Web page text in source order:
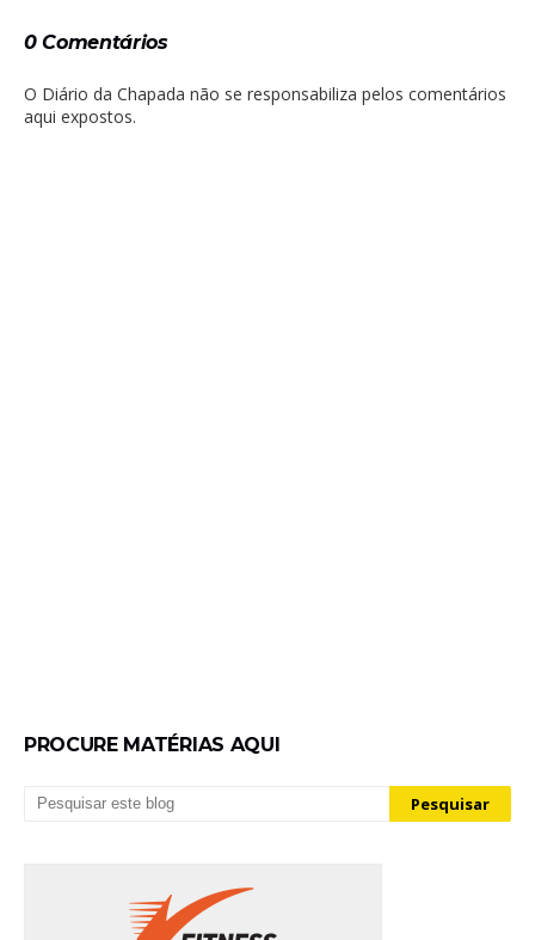
0 Comentários
O Diário da Chapada não se responsabiliza pelos comentários
aqui expostos.
PROCURE MATÉRIAS AQUI